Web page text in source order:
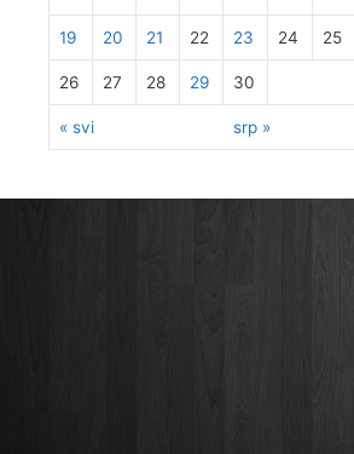
« svi srp »
19 20 21 22 23 24 25
26 27 28 29 30